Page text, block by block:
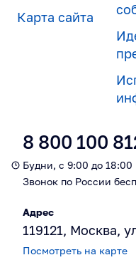
Карта сайта
8 800 100
Будни, с 9:00 до 18:00
Звонок по России
Адрес
119121, Москва,
Посмотреть на карте